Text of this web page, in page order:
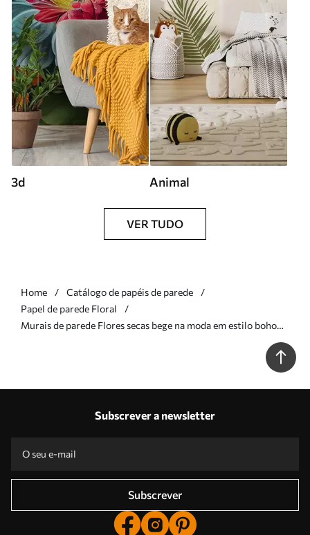
3d Animal
VER TUDO
Home
Catálogo de papéis de parede
Papel de parede Floral
Murais de parede Flores secas bege na moda em estilo boho
Subscrever a newsletter
Subscrever